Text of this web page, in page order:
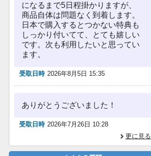
になるまで5日程掛かりますが、
商品自体は問題なく到着します。
日本で購入するとつかない特典も
しっかり付いてて、とても嬉しい
です。次も利用したいと思ってい
ます。
受取日時 2026年8月5日 15:35
ありがとうございました！
受取日時 2026年7月26日 10:28
更に見る